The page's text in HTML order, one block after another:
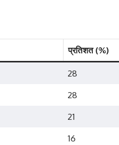
प्रतिशत (%)
28
28
21
16